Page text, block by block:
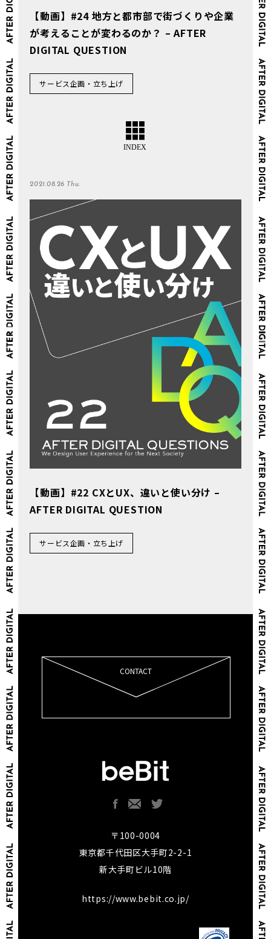
【動画】#24 地方と都市部で街づくりや企業
が考えることが変わるのか？ – AFTER
DIGITAL QUESTION
サービス企画・立ち上げ
2021.08.26 Thu.
【動画】#22 CXとUX、違いと使い分け –
AFTER DIGITAL QUESTION
サービス企画・立ち上げ
CONTACT
〒100-0004
東京都千代田区大手町2-2-1
新大手町ビル10階
https://www.bebit.co.jp/